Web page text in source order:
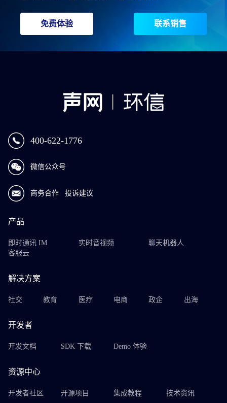
免费体验 联系销售
400-622-1776
微信公众号
商务合作 投诉建议
产品
即时通讯 IM 实时音视频
聊天机器人
客服云
解决方案
社交 教育 医疗 电商 政企 出海
开发者
开发文档 SDK 下载 Demo 体验
资源中心
开发者社区 开源项目 集成教程 技术资讯